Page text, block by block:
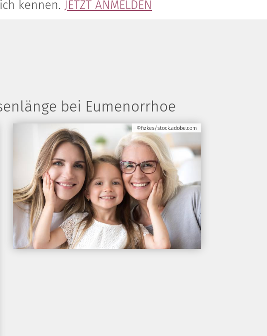
kennen. JETZT ANMELDEN
bei Eumenorrhoe
©fizkes/stock.adobe.com